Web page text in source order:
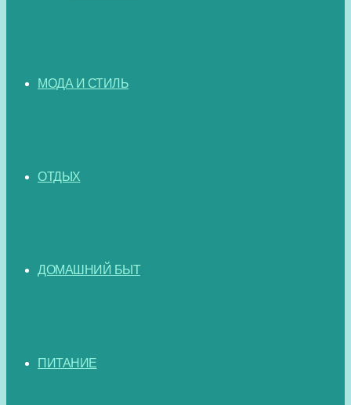
МОДА И СТИЛЬ
ОТДЫХ
ДОМАШНИЙ БЫТ
ПИТАНИЕ